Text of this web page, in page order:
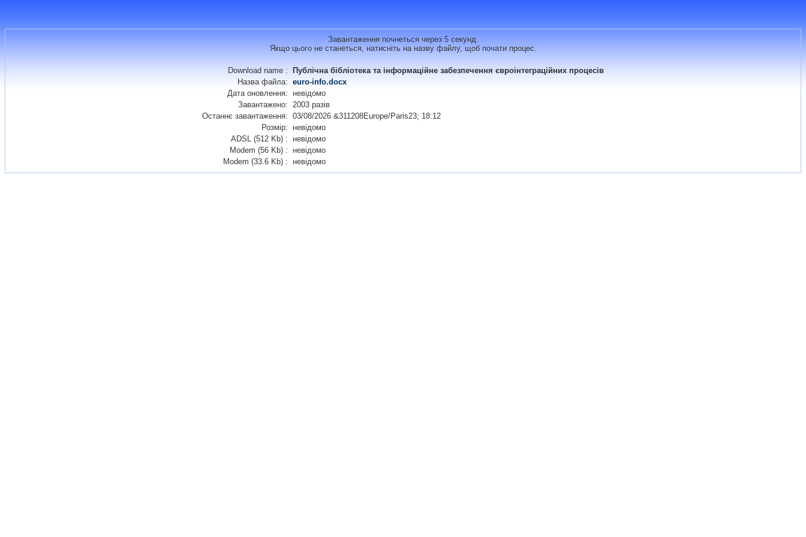
Завантаження почнеться через 5 секунд.
Якщо цього не станеться, натисніть на назву файлу, щоб почати процес.
Download name : Публічна бібліотека та інформаційне забезпечення євроінтеграційних процесів
Назва файла: euro-info.docx
Дата оновлення:
невідомо
Завантажено:
2003 разів
Останнє завантаження: 03/08/2026 &311208Europe/Paris23; 18:12
Розмір:
невідомо
ADSL (512 Kb) :
невідомо
Modem (56 Kb) :
невідомо
Modem (33.6 Kb) :
невідомо